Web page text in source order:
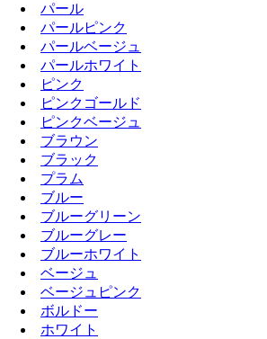
パール
パールピンク
パールベージュ
パールホワイト
ピンク
ピンクゴールド
ピンクベージュ
ブラウン
ブラック
プラム
ブルー
ブルーグリーン
ブルーグレー
ブルーホワイト
ベージュ
ベージュピンク
ボルドー
ホワイト